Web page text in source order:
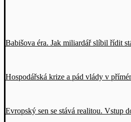
Babišova éra. Jak miliardář slíbil řídit
Hospodářská krize a pád vlády v
Evropský sen se stává realitou. Vstup